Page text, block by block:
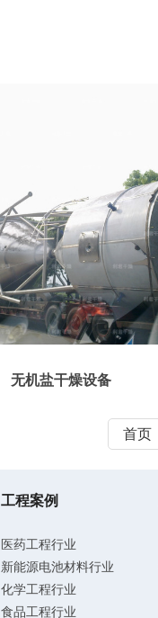
无机盐干燥设备
首页
工程案例
医药工程行业
新能源电池材料行业
化学工程行业
食品工程行业